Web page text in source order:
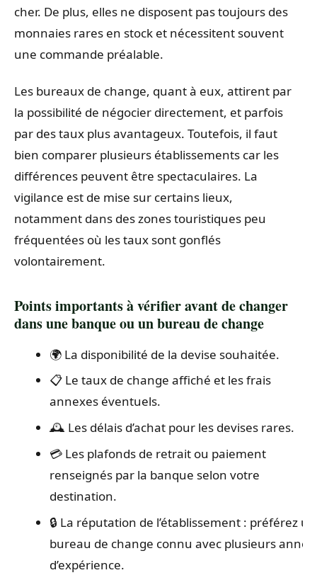
cher. De plus, elles ne disposent pas toujours des
monnaies rares en stock et nécessitent souvent
une commande préalable.
Les bureaux de change, quant à eux, attirent par
la possibilité de négocier directement, et parfois
par des taux plus avantageux. Toutefois, il faut
bien comparer plusieurs établissements car les
différences peuvent être spectaculaires. La
vigilance est de mise sur certains lieux,
notamment dans des zones touristiques peu
fréquentées où les taux sont gonflés
volontairement.
Points importants à vérifier avant de changer
dans une banque ou un bureau de change
🌍 La disponibilité de la devise souhaitée.
📋 Le taux de change affiché et les frais
annexes éventuels.
🕰️ Les délais d’achat pour les devises rares.
💳 Les plafonds de retrait ou paiement
renseignés par la banque selon votre
destination.
🔒 La réputation de l’établissement : préférez un
bureau de change connu avec plusieurs
d’expérience.